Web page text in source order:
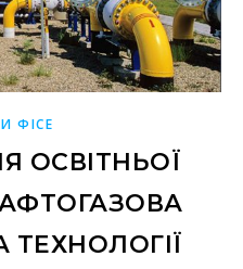
ФІСЕ
ОСВІТНЬОЇ
ТЕХНОЛОГІЇ